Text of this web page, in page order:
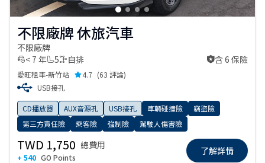
不限廠牌 休旅汽車
不限廠牌
< 7 年
5 自排
含 6 保險 含 6 保險
愛旺租車-新竹站 4.7 (63 評論)
USB接孔
CD播放器 AUX音源孔 USB接孔 車輛碰撞險
竊盜險
第三方責任險
乘客險 強制險 駕駛人傷害險
TWD 1,750 總費用
+ 540 GO Points
了解詳情